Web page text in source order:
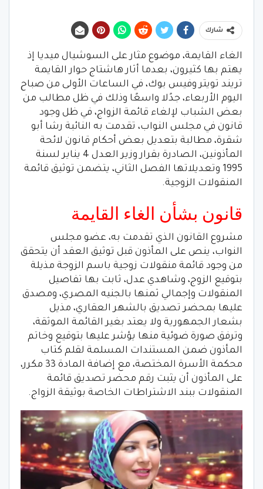
شارك
الغاء القايمة، موضوع مثار على السوشيال ميديا إذ
يهتم بها كثيرون، بعدما أثار هاشتاج حوار القايمة
تريند تويتر وفيس بوك، في الساعات الأولى من صباح
اليوم الأربعاء، جدًلا واسعًا وذلك في ظل مطالب من
بعض الشباب لإلغاء قائمة الزواج، في ظل وجود
قانون في مجلس النواب، تقدمت به النائبة رشا أبو
شقرة، مطالبة بتعديل بعض أحكام قانون لائحة
المأذونين، الصادرة بقرار وزير العدل 4 يناير لسنة
1995 وتعديلاتها الفصل الثاني، يتضمن توثيق قائمة
المنقولات الزوجية.
قانون بشأن الغاء القايمة
مشروع القانون الذي تقدمت به، عضو مجلس
النواب، ينص على المأذون قبل توثيق العقد أن يتحقق
من وجود قائمة منقولات زوجية باسم الزوجة مذيلة
بتوقيع الزوج، وشاهدي عدل، ثابت بها تفاصيل
المنقولات وإجمالي ثمنها بالجنيه المصري، ومصدق
عليها بمحضر تصديق بالشهر العقاري، مذيل
بشعار الجمهورية ولا يعتد بغير القائمة الموثقة،
وترفق صورة ضوئية منها يؤشر عليها بتوقيع وخاتم
المأذون ضمن المستندات المسلمة لقلم كتاب
محكمة الأسرة المختصة، مع إضافة المادة 33 مكرر،
على المأذون أن يثبت رقم محضر تصديق قائمة
المنقولات ببند الاشتراطات الخاصة بوثيقة الزواج.